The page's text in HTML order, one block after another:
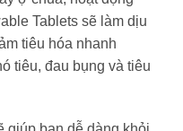
Tablets sẽ làm dịu
tiêu hóa nhanh
tiêu, đau bụng và tiêu